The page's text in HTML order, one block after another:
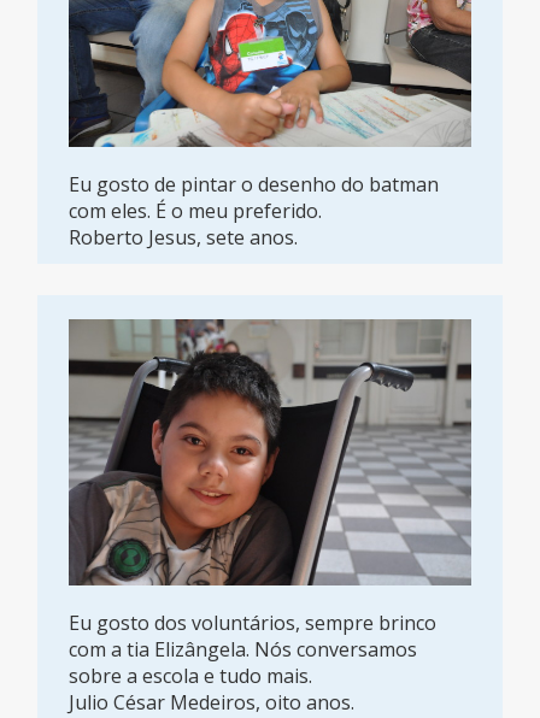
Eu gosto de pintar o desenho do batman
com eles. É o meu preferido.
Roberto Jesus, sete anos.
Eu gosto dos voluntários, sempre brinco
com a tia Elizângela. Nós conversamos
sobre a escola e tudo mais.
Julio César Medeiros, oito anos.